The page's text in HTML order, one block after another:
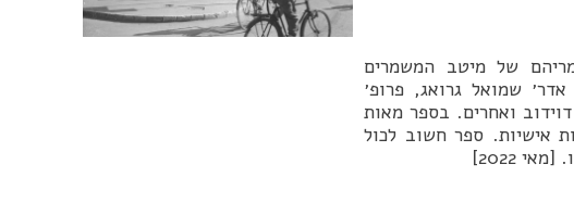
מאמריהם של מיטב המשמרים
שמואל גרואג, פרופ׳
ואחרים. בספר מאות
אישיות. ספר חשוב לכול
2022]